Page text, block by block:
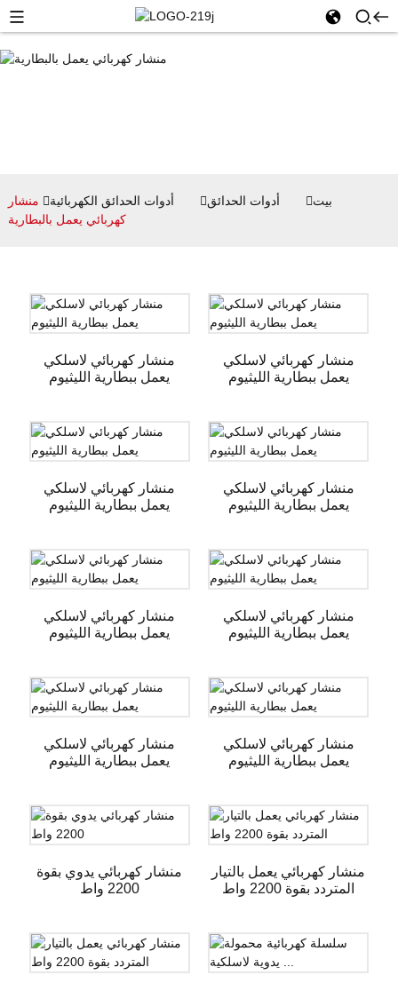
بيت أدوات الحدائق أدوات الحدائق الكهربائية
منشار
كهربائي يعمل بالبطارية
منشار كهربائي لاسلكي
يعمل ببطارية الليثيوم
منشار كهربائي لاسلكي
يعمل ببطارية الليثيوم
منشار كهربائي لاسلكي
يعمل ببطارية الليثيوم
منشار كهربائي لاسلكي
يعمل ببطارية الليثيوم
منشار كهربائي لاسلكي
يعمل ببطارية الليثيوم
منشار كهربائي لاسلكي
يعمل ببطارية الليثيوم
منشار كهربائي لاسلكي
يعمل ببطارية الليثيوم
منشار كهربائي لاسلكي
يعمل ببطارية الليثيوم
منشار كهربائي يدوي بقوة
2200 واط
منشار كهربائي يعمل بالتيار
المتردد بقوة 2200 واط